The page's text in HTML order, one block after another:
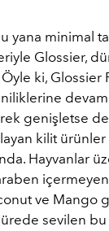
yana minimal
Glossier,
Öyle ki, Glossier
genişletse
kilit
Hayvanlar
ve Mango
sevilen